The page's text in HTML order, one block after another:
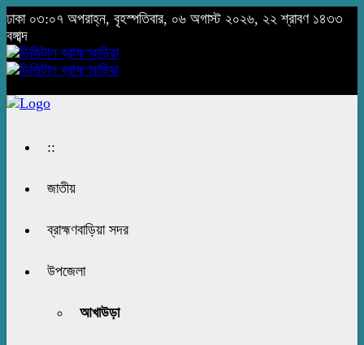
ঢাকা ০৩:০৭ অপরাহ্ন, বৃহস্পতিবার, ০৬ অগাস্ট ২০২৬, ২২ শ্রাবণ ১৪৩৩
বঙ্গাব্দ
::
জাতীয়
ব্রাহ্মণবাড়িয়া সদর
উপজেলা
আখাউড়া